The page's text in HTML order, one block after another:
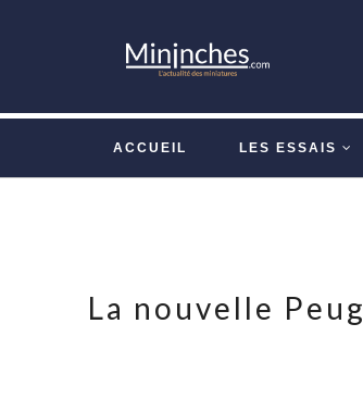
ACCUEIL LES ESSAIS
La nouvelle